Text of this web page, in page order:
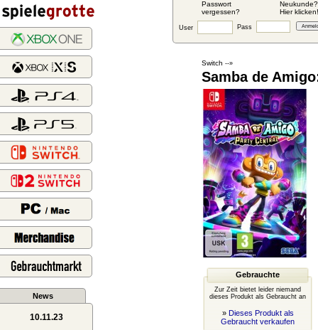
Passwort
vergessen?
Neukunde?
Hier klicken!
User Pass
News
10.11.23
Switch --»
Samba de
Gebrauchte
Zur Zeit bietet leider niemand
dieses Produkt als Gebraucht an
» Dieses Produkt als
Gebraucht verkaufen